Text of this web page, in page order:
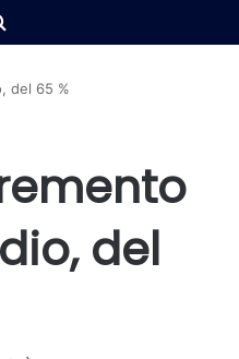
Buscar
del 65 %
del